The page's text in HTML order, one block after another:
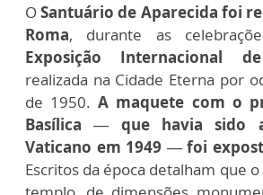
OSantuário de Aparecida foi
Roma, durante as
Exposição Internacional
realizada na Cidade Eterna por
de 1950.A maquete com o
Basílica — que havia sido
Vaticano em 1949 — foi
Escritos da época detalham que